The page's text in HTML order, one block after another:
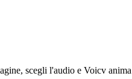
scegli l'audio e Voicv